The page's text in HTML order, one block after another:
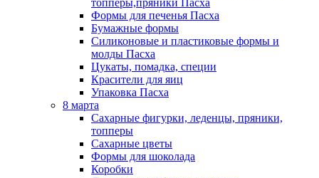
топперы,пряники Пасха
Формы для печенья Пасха
Бумажные формы
Силиконовые и пластиковые формы и
молды Пасха
Цукаты, помадка, специи
Красители для яиц
Упаковка Пасха
8 марта
Сахарные фигурки, леденцы, пряники,
топперы
Сахарные цветы
Формы для шоколада
Коробки